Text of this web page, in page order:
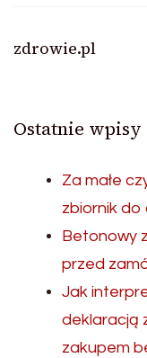
zdrowie.pl
Ostatnie wpisy
Za małe
zbiornik do
Betonowy
przed
Jak
deklaracją
zakupem